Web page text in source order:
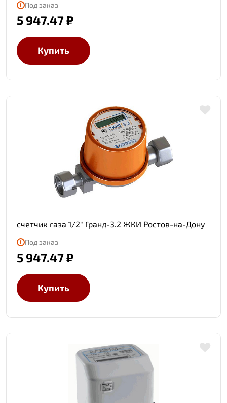
Под заказ
5 947.47 ₽
Купить
счетчик газа 1/2" Гранд-3.2 ЖКИ Ростов-на-Дону
Под заказ
5 947.47 ₽
Купить